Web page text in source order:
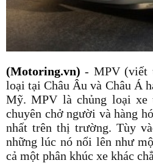
(Motoring.vn) - MPV (viết
loại tại Châu Âu và Châu Á
Mỹ. MPV là chủng loại xe
chuyên chở người và hàng
nhất trên thị trường. Tùy
những lúc nó nổi lên như
cả một phân khúc xe khác